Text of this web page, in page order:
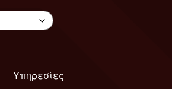
Υπηρεσίες